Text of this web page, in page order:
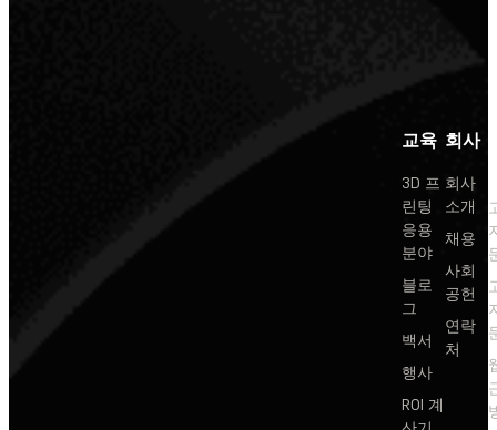
교육
3D 프
린팅
응용
분야
블로
그
백서
행사
ROI 계
회사
회사
소개
채용
사회
공헌
연락
처